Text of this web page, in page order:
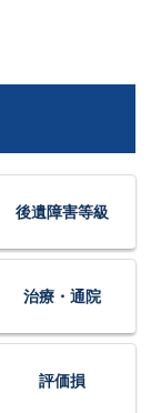
後遺障害等級
治療・通院
評価損